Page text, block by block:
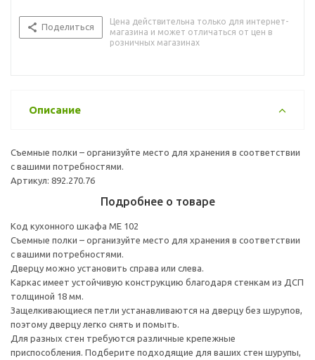
Поделиться
Цена действительна только для интернет-
магазина и может отличаться от цен в
розничных магазинах
Описание
Съемные полки – организуйте место для хранения в соответствии
с вашими потребностями.
Артикул: 892.270.76
Подробнее о товаре
Код кухонного шкафа ME 102
Съемные полки – организуйте место для хранения в соответствии
с вашими потребностями.
Дверцу можно установить справа или слева.
Каркас имеет устойчивую конструкцию благодаря стенкам из ДСП
толщиной 18 мм.
Защелкивающиеся петли устанавливаются на дверцу без шурупов,
поэтому дверцу легко снять и помыть.
Для разных стен требуются различные крепежные
приспособления. Подберите подходящие для ваших стен шурупы,